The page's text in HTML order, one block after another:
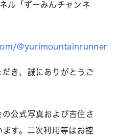
ル「ずーみんチャンネ
@yurimountainrunner
き、誠にありがとうご
公式写真および吉住さ
す。二次利用等はお控